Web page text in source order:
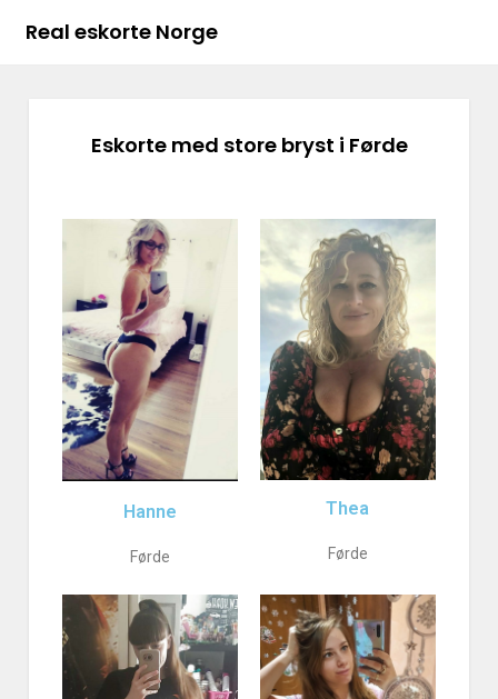
Real eskorte Norge
Eskorte med store bryst i Førde
Hanne
Førde
Thea
Førde